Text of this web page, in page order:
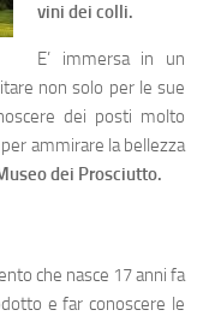
vini dei colli.
E’ immersa in un
non solo per le sue
dei posti molto
per ammirare la bellezza
dei Prosciutto.
che nasce 17 anni fa
e far conoscere le